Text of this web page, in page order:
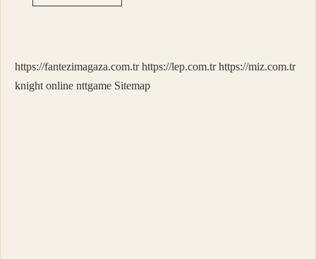
Takibi
https://fantezimagaza.com.tr https://lep.com.tr https://miz.com.tr
knight online nttgame Sitemap